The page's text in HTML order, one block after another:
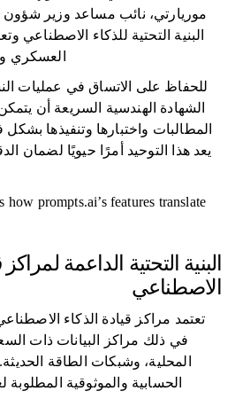
موريارتي، نائب مساعد وزير شؤون
البنية التحتية للذكاء الاصطناعي
العسكري
للحفاظ على الاتساق في عمليات
الشهادة الهندسية السريعة أن
يعد هذا التوحيد أمرًا حيويًا لضمان
prompts.ai’s features translate
البنية التحتية الداعمة
الاصطناعي
تعتمد مراكز قيادة الذكاء
في ذلك مراكز البيانات ذات
المحلية، وشبكات الطاقة
الحسابية والموثوقية